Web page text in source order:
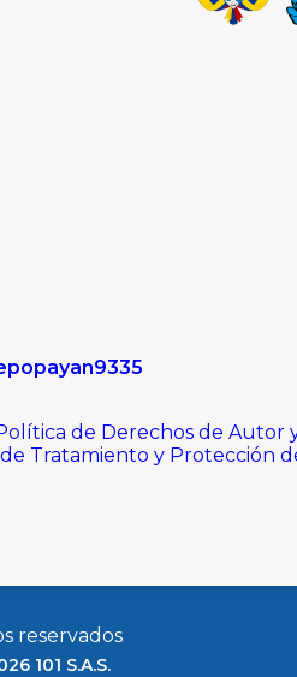
de Derechos de Autor
Tratamiento y Protección
reservados
101 S.A.S.